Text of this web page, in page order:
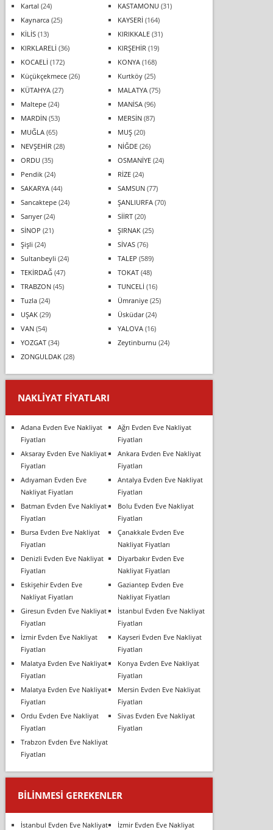
Kartal (24) KASTAMONU (31)
Kaynarca(25) KAYSERİ (164)
KİLİS(13) KIRIKKALE(31)
KIRKLARELİ (36) KIRŞEHİR (19)
KOCAELİ (172) KONYA(168)
Küçükçekmece(26) Kurtköy(25)
KÜTAHYA(27) MALATYA(75)
Maltepe(24) MANİSA(96)
MARDİN(53) MERSİN(87)
MUĞLA(65) MUŞ(20)
NEVŞEHİR (28) NİĞDE(26)
ORDU (35) OSMANİYE(24)
Pendik(24) RİZE(24)
SAKARYA(44) SAMSUN(77)
Sancaktepe(24) ŞANLIURFA(70)
Sarıyer(24) SİİRT(20)
SİNOP (21) ŞIRNAK(25)
Şişli (24) SİVAS(76)
Sultanbeyli (24) TALEP (589)
TEKİRDAĞ(47) TOKAT(48)
TRABZON(45) TUNCELİ (16)
Tuzla(24) Ümraniye(25)
UŞAK(29) Üsküdar(24)
VAN(54) YALOVA(16)
YOZGAT(34) Zeytinburnu (24)
ZONGULDAK(28)
NAKLIYAT FIYATLARI
Adana Evden Eve Nakliyat
Fiyatları
Ağrı Evden Eve Nakliyat
Fiyatları
Aksaray Evden Eve Nakliyat
Fiyatları
Ankara Evden Eve Nakliyat
Fiyatları
Adıyaman Evden Eve
Nakliyat Fiyatları
Antalya Evden Eve Nakliyat
Fiyatları
Batman Evden Eve Nakliyat
Fiyatları
Bolu Evden Eve Nakliyat
Fiyatları
Bursa Evden Eve Nakliyat
Fiyatları
Çanakkale Evden Eve
Nakliyat Fiyatları
Denizli Evden Eve Nakliyat
Fiyatları
Diyarbakır Evden Eve
Nakliyat Fiyatları
Eskişehir Evden Eve
Nakliyat Fiyatları
Gaziantep Evden Eve
Nakliyat Fiyatları
Giresun Evden Eve Nakliyat
Fiyatları
İstanbul Evden Eve Nakliyat
Fiyatları
İzmir Evden Eve Nakliyat
Fiyatları
Kayseri Evden Eve Nakliyat
Fiyatları
Malatya Evden Eve Nakliyat
Fiyatları
Konya Evden Eve Nakliyat
Fiyatları
Malatya Evden Eve Nakliyat
Fiyatları
Mersin Evden Eve Nakliyat
Fiyatları
Ordu Evden Eve Nakliyat
Fiyatları
Sivas Evden Eve Nakliyat
Fiyatları
Trabzon Evden Eve Nakliyat
Fiyatları
BILINMESI GEREKENLER
İstanbul Evden Eve Nakliyat
İzmir Evden Eve Nakliyat